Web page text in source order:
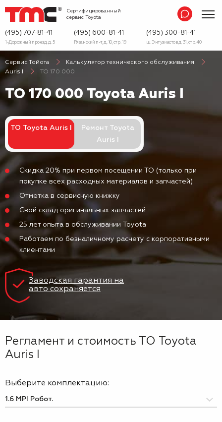
Сертифицированный
сервис Toyota
(495) 707-81-41
1-Дорожный проезд, д. 5
(495) 600-81-41
Рязанский п-т, д. 10, стр. 19
(495) 300-81-41
ш. Энтузиастов д. 31, стр. 40
Сервис Тойота
Калькулятор технического обслуживания
Auris I
ТО 170 000
ТО 170 000 Toyota Auris I
ТО Toyota Auris I
Ремонт Toyota
Auris I
Скидка 20% при первом посещении ТО (только при
покупке всех расходных материалов и запчастей)
Отметка в сервисную книжку
Свой склад оригинальных запчастей
25 лет опыта в обслуживании Toyota
Работаем по безналичному расчету с корпоративными
клиентами
Заводская гарантия на
авто сохраняется
Регламент и стоимость ТО Toyota
Auris I
Выберите комплектацию: